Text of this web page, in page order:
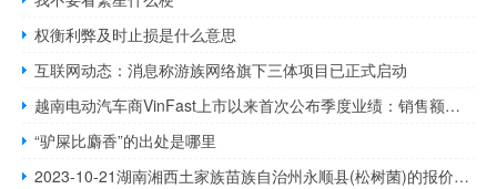
权衡利弊及时止损是什么意思
互联网动态：消息称游族网络旗下三体项目已正式启动
越南电动汽车商VinFast上市以来首次公布季度业绩：销售额同比增长131.2%
“驴屎比麝香”的出处是哪里
2023-10-21湖南湘西土家族苗族自治州永顺县(松树菌)的报价是多少